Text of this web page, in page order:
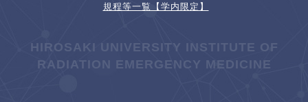
規程等一覧【学内限定】
HIROSAKI UNIVERSITY INSTITUTE OF
RADIATION EMERGENCY MEDICINE